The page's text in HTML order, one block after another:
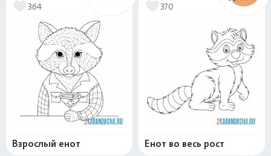
364
Взрослый енот
370
Енот во весь рост